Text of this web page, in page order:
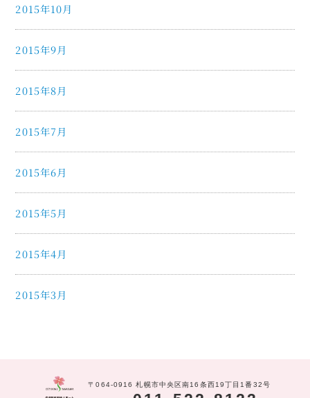
2015年10月
2015年9月
2015年8月
2015年7月
2015年6月
2015年5月
2015年4月
2015年3月
〒064-0916 札幌市中央区南16条西19丁目1番32号